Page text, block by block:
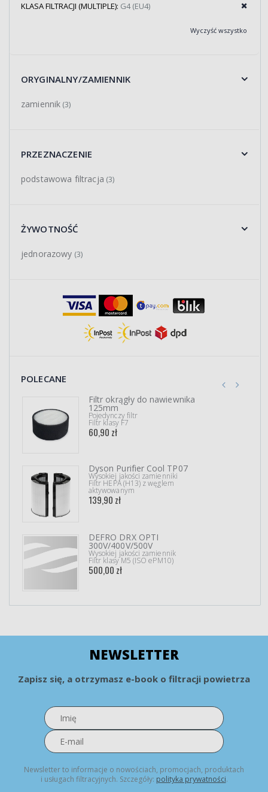
KLASA FILTRACJI (MULTIPLE): G4 (EU4)
Wyczyść wszystko
ORYGINALNY/ZAMIENNIK
zamiennik (3)
PRZEZNACZENIE
podstawowa filtracja (3)
ŻYWOTNOŚĆ
jednorazowy (3)
POLECANE
Filtr okrągły do nawiewnika
125mm
Pojedynczy filtr
Filtr klasy F7
60,90 zł
Dyson Purifier Cool TP07
Wysokiej jakości zamienniki
Filtr HEPA (H13) z węglem
aktywowanym
139,90 zł
DEFRO DRX OPTI
300V/400V/500V
Wysokiej jakości zamiennik
Filtr klasy M5 (ISO ePM10)
500,00 zł
NEWSLETTER
Zapisz się, a otrzymasz e-book o filtracji powietrza
Newsletter to informacje o nowościach, promocjach, produktach
i usługach filtracyjnych. Szczegóły: polityka prywatności.